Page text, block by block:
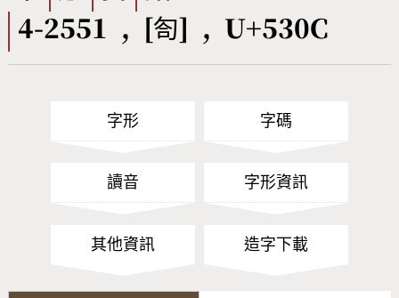
CNS查詢 Unicode查詢
4-2551 , [匌] , U+530C
字形 字碼
讀音 字形資訊
其他資訊 造字下載